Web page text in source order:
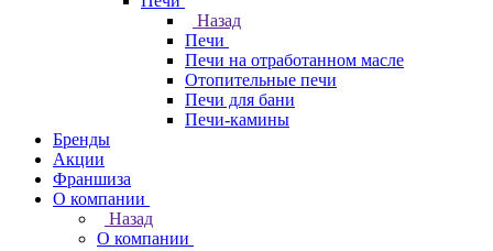
Назад
Печи
Печи на отработанном масле
Отопительные печи
Печи для бани
Печи-камины
Бренды
Акции
Франшиза
О компании
Назад
О компании